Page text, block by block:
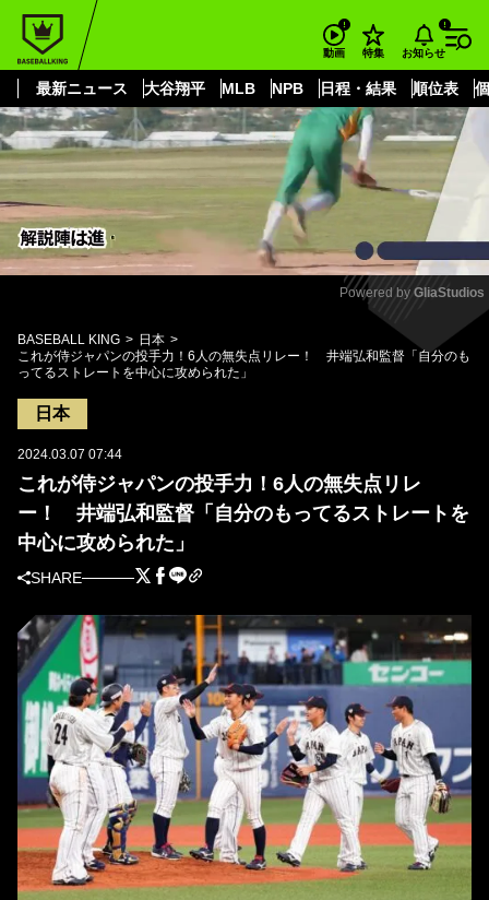
動画 特集 お知らせ
最新ニュース 大谷翔平 MLB NPB 日程・結果 順位表
もっと見る
Mute
Powered by GliaStudios
BASEBALL KING
日本
これが侍ジャパンの投手力！6人の無失点リレー！ 井端弘和監督「自分のも
ってるストレートを中心に攻められた」
日本
2024.03.07 07:44
これが侍ジャパンの投手力！6人の無失点リレ
ー！ 井端弘和監督「自分のもってるストレートを
中心に攻められた」
SHARE